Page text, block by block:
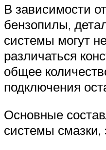
В зависимости
бензопилы,
системы могут
различаться
общее
подключения
Основные
системы смазки,